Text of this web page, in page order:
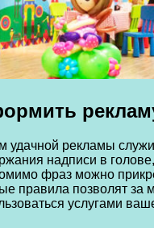
рекламы
надписи в
фраз можно
правила позволят за
услугами